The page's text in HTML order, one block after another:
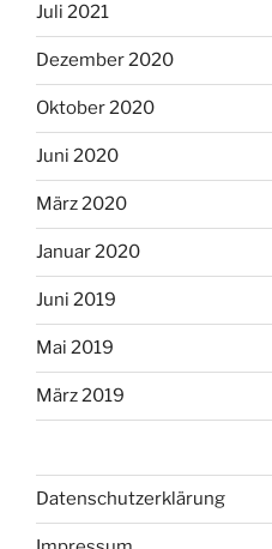
Juli 2021
Dezember 2020
Oktober 2020
Juni 2020
März 2020
Januar 2020
Juni 2019
Mai 2019
März 2019
Datenschutzerklärung